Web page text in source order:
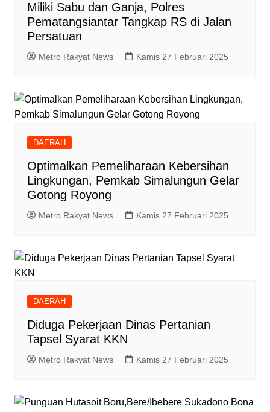
Miliki Sabu dan Ganja, Polres
Pematangsiantar Tangkap RS di Jalan
Persatuan
Metro Rakyat News Kamis 27 Februari 2025
DAERAH
Optimalkan Pemeliharaan Kebersihan
Lingkungan, Pemkab Simalungun Gelar
Gotong Royong
Metro Rakyat News Kamis 27 Februari 2025
DAERAH
Diduga Pekerjaan Dinas Pertanian
Tapsel Syarat KKN
Metro Rakyat News Kamis 27 Februari 2025